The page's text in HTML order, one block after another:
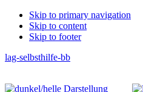
Skip
links
Skip to primary navigation
Skip to content
Skip to footer
lag-selbsthilfe-bb
Header